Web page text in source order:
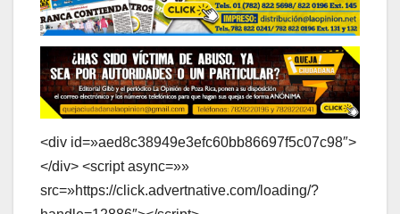
<div id=»aed8c38949e3efc60bb86697f5c07c98″>
</div> <script async=»»
src=»https://click.advertnative.com/loading/?